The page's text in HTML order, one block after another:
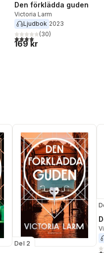
röster:
Den förklädda guden
Victoria Larm
Ljudbok 2023
4,0utav 5 stjärnor. Totalt antal
(30)
169 kr
Del 2